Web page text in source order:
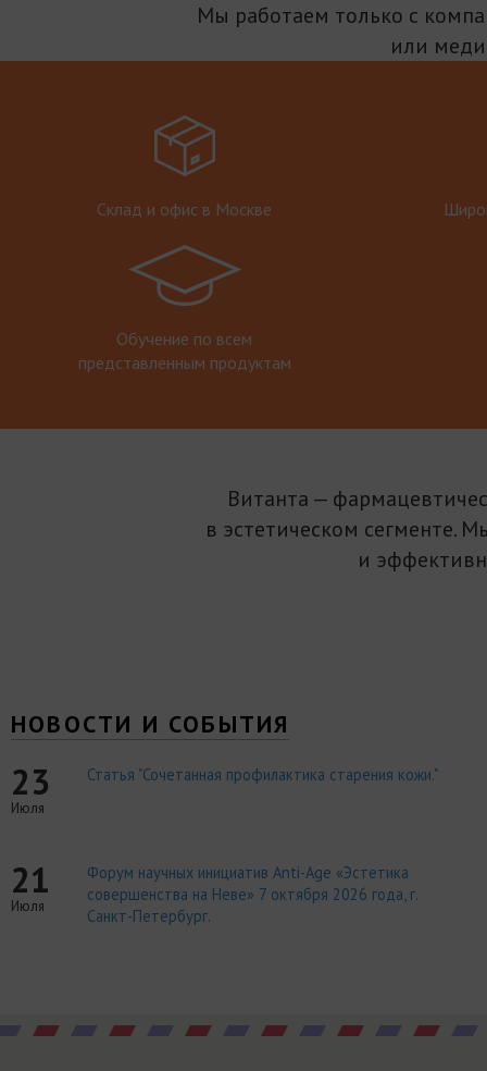
Мы работаем только с
или
Склад и офис в Москве
Обучение по всем
представленным продуктам
Витанта —
в эстетическом сегменте.
и
НОВОСТИ И СОБЫТИЯ
23
Июля
Статья "Сочетанная профилактика старения кожи."
21
Июля
Форум научных инициатив Anti-Age «Эстетика
совершенства на Неве» 7 октября 2026 года, г.
Санкт-Петербург.